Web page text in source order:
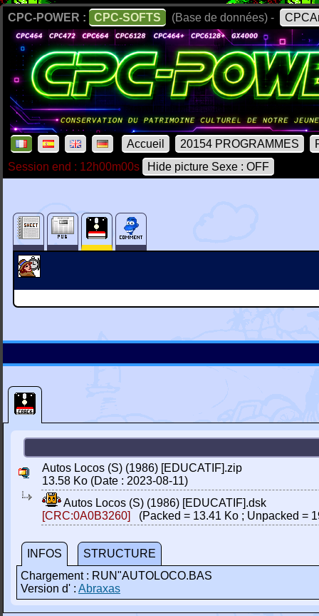
CPC-POWER : CPC-SOFTS (Base de données) -
Accueil 20154 PROGRAMMES
Session end : 12h00m00s
Hide picture Sexe : OFF
Autos Locos (S) (1986) [EDUCATIF].zip
13.58 Ko (Date : 2023-08-11)
Autos Locos (S) (1986) [EDUCATIF].dsk
[CRC:0A0B3260]
(Packed = 13.41 Ko ; Unpacked =
INFOS
STRUCTURE
Chargement : RUN"AUTOLOCO.BAS
Version d' : Abraxas